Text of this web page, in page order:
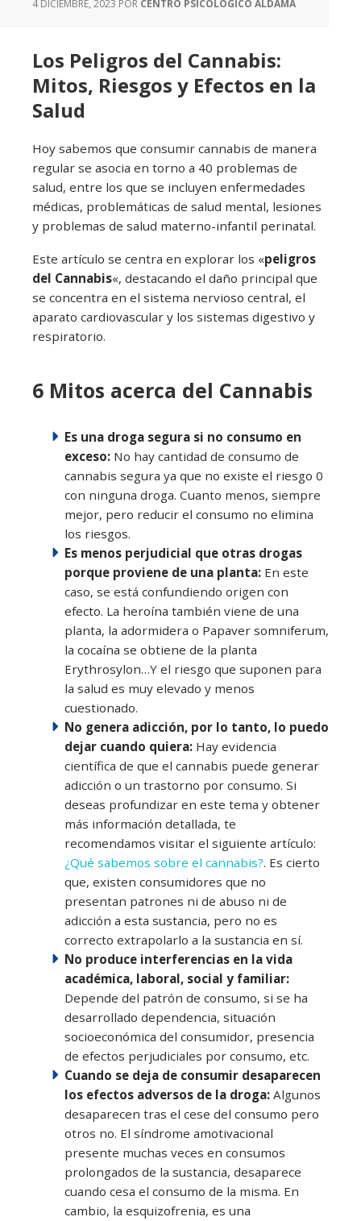
4 DICIEMBRE, 2023 POR CENTRO PSICOLÓGICO ALDAMA
Los Peligros del Cannabis:
Mitos, Riesgos y Efectos en la
Salud
Hoy sabemos que consumir cannabis de manera
regular se asocia en torno a 40 problemas de
salud, entre los que se incluyen enfermedades
médicas, problemáticas de salud mental, lesiones
y problemas de salud materno-infantil perinatal.
Este artículo se centra en explorar los «peligros
del Cannabis«, destacando el daño principal que
se concentra en el sistema nervioso central, el
aparato cardiovascular y los sistemas digestivo y
respiratorio.
6 Mitos acerca del Cannabis
Es una droga segura si no consumo en
exceso: No hay cantidad de consumo de
cannabis segura ya que no existe el riesgo 0
con ninguna droga. Cuanto menos, siempre
mejor, pero reducir el consumo no elimina
los riesgos.
Es menos perjudicial que otras drogas
porque proviene de una planta: En este
caso, se está confundiendo origen con
efecto. La heroína también viene de una
planta, la adormidera o Papaver somniferum,
la cocaína se obtiene de la planta
Erythrosylon…Y el riesgo que suponen para
la salud es muy elevado y menos
cuestionado.
No genera adicción, por lo tanto, lo puedo
dejar cuando quiera: Hay evidencia
científica de que el cannabis puede generar
adicción o un trastorno por consumo. Si
deseas profundizar en este tema y obtener
más información detallada, te
recomendamos visitar el siguiente artículo:
¿Qué sabemos sobre el cannabis?. Es cierto
que, existen consumidores que no
presentan patrones ni de abuso ni de
adicción a esta sustancia, pero no es
correcto extrapolarlo a la sustancia en sí.
No produce interferencias en la vida
académica, laboral, social y familiar:
Depende del patrón de consumo, si se ha
desarrollado dependencia, situación
socioeconómica del consumidor, presencia
de efectos perjudiciales por consumo, etc.
Cuando se deja de consumir desaparecen
los efectos adversos de la droga: Algunos
desaparecen tras el cese del consumo pero
otros no. El síndrome amotivacional
presente muchas veces en consumos
prolongados de la sustancia, desaparece
cuando cesa el consumo de la misma. En
cambio, la esquizofrenia, es una